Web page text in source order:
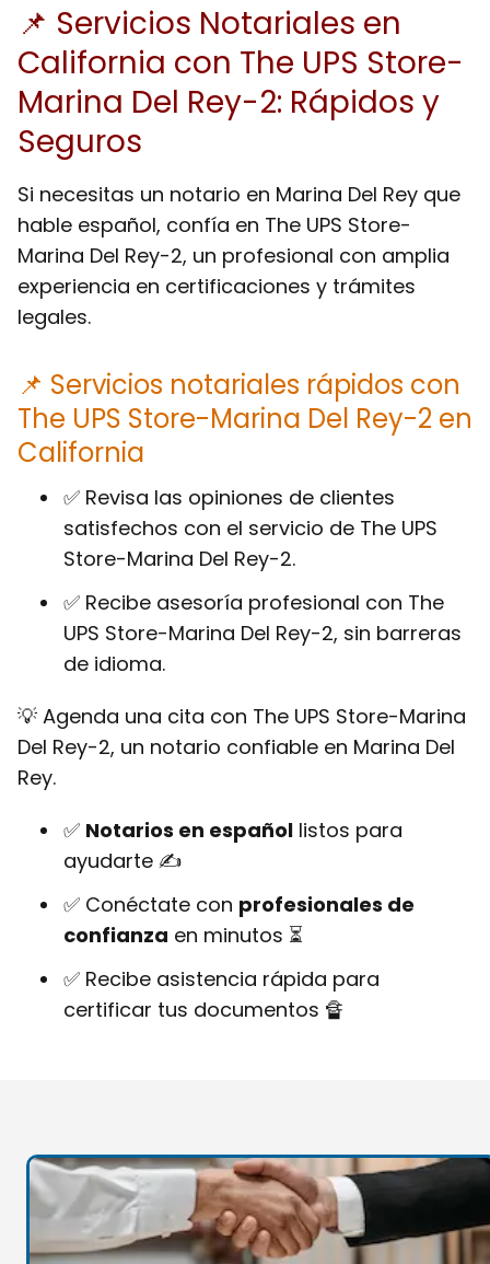
📌 Servicios Notariales en
California con The UPS Store-
Marina Del Rey-2: Rápidos y
Seguros
Si necesitas un notario en Marina Del Rey que
hable español, confía en The UPS Store-
Marina Del Rey-2, un profesional con amplia
experiencia en certificaciones y trámites
legales.
📌 Servicios notariales rápidos con
The UPS Store-Marina Del Rey-2 en
California
✅ Revisa las opiniones de clientes
satisfechos con el servicio de The UPS
Store-Marina Del Rey-2.
✅ Recibe asesoría profesional con The
UPS Store-Marina Del Rey-2, sin barreras
de idioma.
💡 Agenda una cita con The UPS Store-Marina
Del Rey-2, un notario confiable en Marina Del
Rey.
✅ Notarios en español listos para
ayudarte ✍
✅ Conéctate con profesionales de
confianza en minutos ⏳
✅ Recibe asistencia rápida para
certificar tus documentos 🔏